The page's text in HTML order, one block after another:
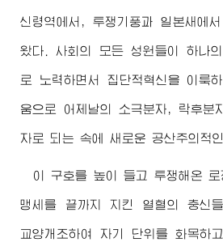
신령역에서, 투쟁기풍과 일본새에
왔다. 사회의 모든 성원들이 하나
로 노력하면서 집단적혁신을 이룩
움으로 어제날의 소극분자, 락후분
자로 되는 속에 새로운 공산주의적
이 구호를 높이 들고 투쟁해온 로
맹세를 끝까지 지킨 열혈의 충신
교양개조하여 자기 단위를 화목하